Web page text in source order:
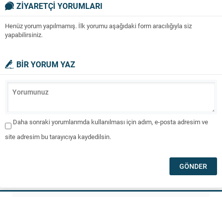
ZİYARETÇİ YORUMLARI
Henüz yorum yapılmamış. İlk yorumu aşağıdaki form aracılığıyla siz
yapabilirsiniz.
BİR YORUM YAZ
Daha sonraki yorumlarımda kullanılması için adım, e-posta adresim ve
site adresim bu tarayıcıya kaydedilsin.